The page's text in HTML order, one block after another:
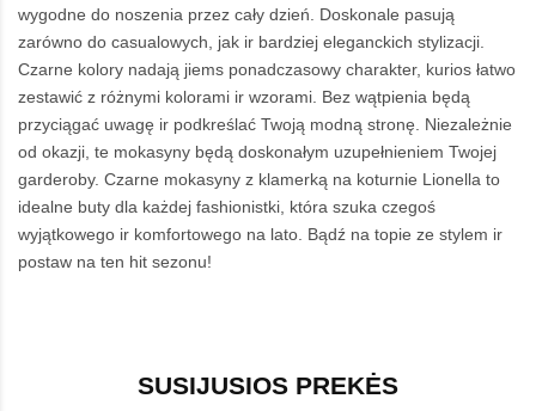
wygodne do noszenia przez cały dzień. Doskonale pasują
zarówno do casualowych, jak ir bardziej eleganckich stylizacji.
Czarne kolory nadają jiems ponadczasowy charakter, kurios łatwo
zestawić z różnymi kolorami ir wzorami. Bez wątpienia będą
przyciągać uwagę ir podkreślać Twoją modną stronę. Niezależnie
od okazji, te mokasyny będą doskonałym uzupełnieniem Twojej
garderoby. Czarne mokasyny z klamerką na koturnie Lionella to
idealne buty dla każdej fashionistki, która szuka czegoś
wyjątkowego ir komfortowego na lato. Bądź na topie ze stylem ir
postaw na ten hit sezonu!
SUSIJUSIOS PREKĖS